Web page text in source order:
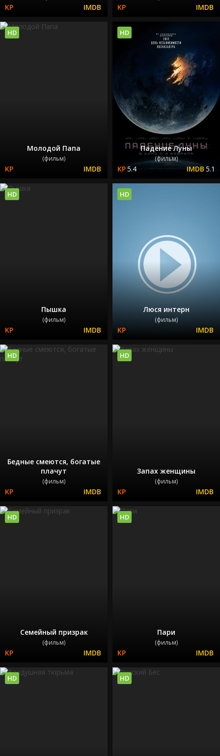
Молодой Папа
(фильм)
HD
Падение Луны
(фильм)
5.4 5.1
HD
Пышка
(фильм)
HD
Люся интерн
(фильм)
HD
Бедные смеются, богатые
плачут
(фильм)
HD
Запах женщины
(фильм)
HD
Семейный призрак
(фильм)
HD
Пари
(фильм)
HD
HD HD